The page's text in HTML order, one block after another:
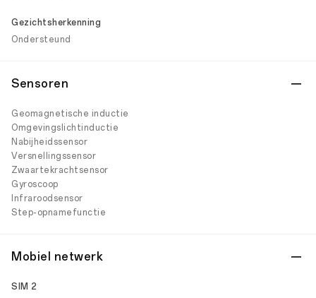
Gezichtsherkenning
Ondersteund
Sensoren
Geomagnetische inductie
Omgevingslichtinductie
Nabijheidssensor
Versnellingssensor
Zwaartekrachtsensor
Gyroscoop
Infraroodsensor
Step-opnamefunctie
Mobiel netwerk
SIM 2